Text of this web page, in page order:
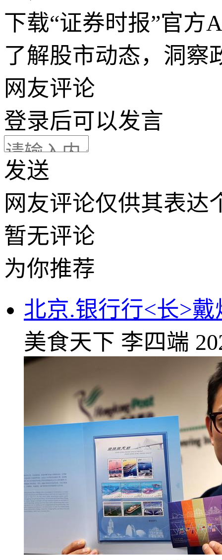
下载“证券时报”官方
了解股市动态，洞察
网友评论
登录后可以发言
发送
网友评论仅供其表达
暂无评论
为你推荐
北京.银行行<长>
美食天下 李四端